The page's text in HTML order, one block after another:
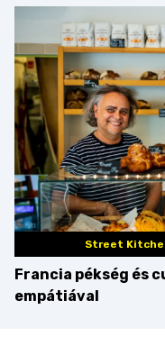
konyhában
Street
Francia pékség és
empátiával